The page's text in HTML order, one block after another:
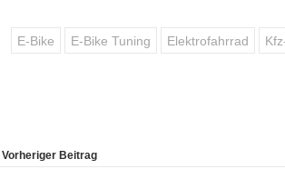
E-Bike E-Bike Tuning Elektrofahrrad
Vorheriger Beitrag